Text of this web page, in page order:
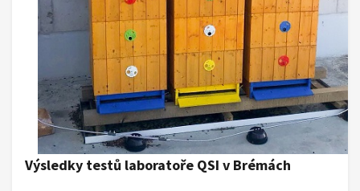
Výsledky testů laboratoře QSI v Brémách